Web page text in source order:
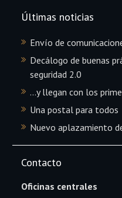
Últimas noticias
Envío de
Decálogo de buenas
seguridad 2.0
…y llegan con los
Una postal para todos
Nuevo aplazamiento
Contacto
Oficinas centrales